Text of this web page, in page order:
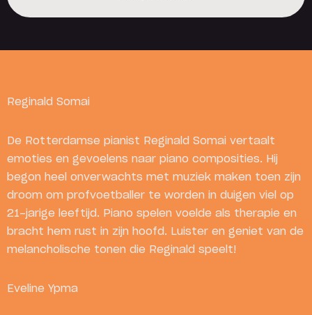
Koop Tickets
Reginald Somai
De Rotterdamse pianist Reginald Somai vertaalt
emoties en gevoelens naar piano composities. Hij
begon heel onverwachts met muziek maken toen zijn
droom om profvoetballer te worden in duigen viel op
21-jarige leeftijd. Piano spelen voelde als therapie en
bracht hem rust in zijn hoofd. Luister en geniet van de
melancholische tonen die Reginald speelt!
Eveline Ypma